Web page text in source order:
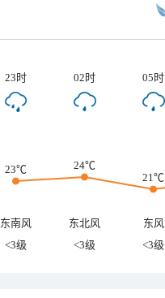
23时 02时 05时
23℃
24℃
21℃
东南风 东北风 东风
<3级
<3级 <3级